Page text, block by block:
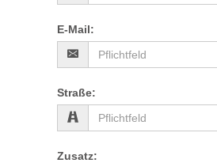
E-Mail:
Straße:
Zusatz: